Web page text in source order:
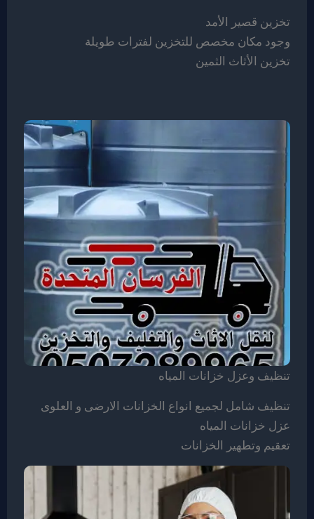
تخزين قصير الأمد
وجود مكان مخصص للتخزين لفترات طويلة
تخزين الأثاث الثمين
تنظيف وعزل خزانات المياه
تنظيف شامل لجميع انواع الخزانات الارضى و العلوى
عزل خزانات المياه
تعقيم وتطهير الخزانات